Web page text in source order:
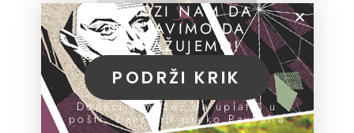
POMOZI NAM DA
NASTAVIMO DA
ISTRAŽUJEMO!
PODRŽI KRIK
Donacije možeš da uplatiš u
pošti, banci ili preko PayPal-a